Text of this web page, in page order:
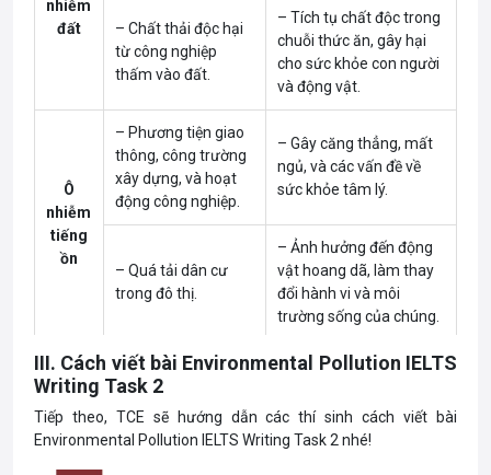
nhiễm
đất
– Chất thải độc hại
từ công nghiệp
thấm vào đất.
– Tích tụ chất độc trong
chuỗi thức ăn, gây hại
cho sức khỏe con người
và động vật.
Ô
nhiễm
tiếng
ồn
– Phương tiện giao
thông, công trường
xây dựng, và hoạt
động công nghiệp.
– Gây căng thẳng, mất
ngủ, và các vấn đề về
sức khỏe tâm lý.
– Quá tải dân cư
trong đô thị.
– Ảnh hưởng đến động
vật hoang dã, làm thay
đổi hành vi và môi
trường sống của chúng.
Ô
nhiễm
ánh
sáng
– Ánh sáng nhân
tạo từ các thành
phố và khu công
nghiệp.
– Làm rối loạn đồng hồ
và động vật.
III. Cách viết bài Environmental Pollution IELTS
Writing Task 2
Tiếp theo, TCE sẽ hướng dẫn các thí sinh cách viết bài
Environmental Pollution IELTS Writing Task 2 nhé!